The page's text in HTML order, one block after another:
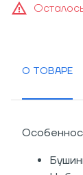
О ТОВАРЕ